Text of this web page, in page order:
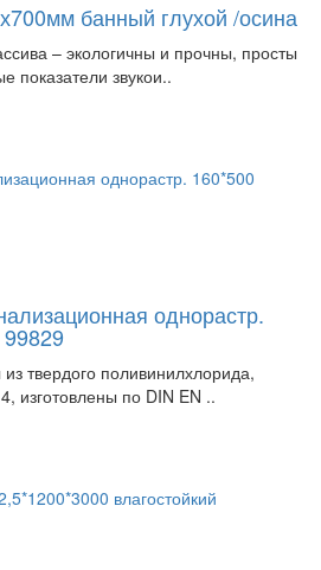
банный глухой /осина
– экологичны и прочны, просты
показатели звукои..
однорастр.
твердого поливинилхлорида,
изготовлены по DIN EN ..